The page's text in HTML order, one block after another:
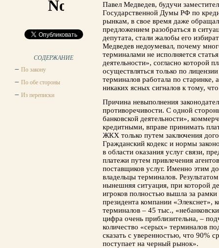
СОДЕРЖАНИЕ
По закону
По обе стороны
Из переписки
Павел Медведев, будучи
Государственной Думы РФ по
рынкам, в свое время даже
предложением разобраться в
депутата, стали жалобы его
Медведев недоумевал, почему
терминалами не исполняется
деятельности», согласно которой
осуществляться только по
терминалов работала по старинке,
никаких ясных сигналов к тому,
Причина невыполнения
противоречивости. С одной
банковской деятельности»,
кредитными, вправе принимать
ЖКХ только путем заключения
Гражданский кодекс и нормы
в области оказания услуг связи,
платежи путем привлечения
поставщиков услуг. Именно этим
владельцы терминалов.
нынешняя ситуация, при которой
игроков полностью вышла за
президента компании «Элекснет»,
терминалов – 45 тыс.,
цифра очень приблизительна, –
количество «серых» терминалов
сказать с уверенностью, что 90%
поступает на черный рынок».